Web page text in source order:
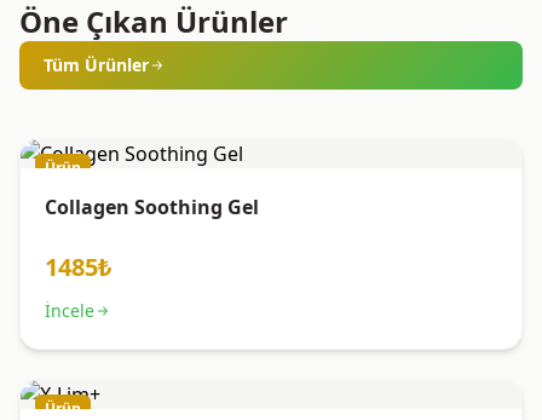
Öne Çıkan Ürünler
Tüm Ürünler
Ürün
Collagen Soothing Gel
1485₺
İncele
Ürün